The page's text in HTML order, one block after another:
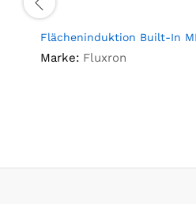
Flächeninduktion Built-In
Marke: Fluxron